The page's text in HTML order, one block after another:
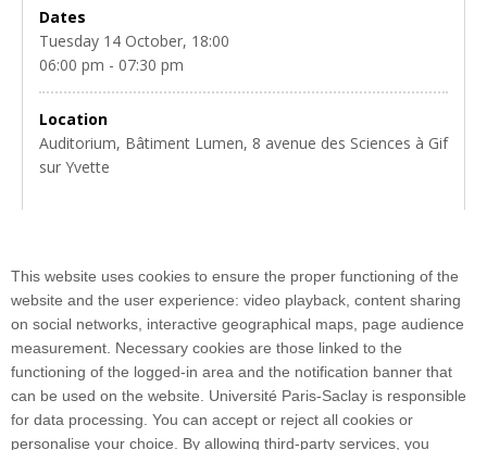
Dates
Tuesday 14 October, 18:00
06:00 pm - 07:30 pm
Location
Auditorium, Bâtiment Lumen, 8 avenue des Sciences à Gif
sur Yvette
Venez découvrir l'intérêt des glaces polaires dans la
compréhension du changement climatique.
This website uses cookies to ensure the proper functioning of the
website and the user experience: video playback, content sharing
on social networks, interactive geographical maps, page audience
measurement. Necessary cookies are those linked to the
functioning of the logged-in area and the notification banner that
can be used on the website. Université Paris-Saclay is responsible
for data processing. You can accept or reject all cookies or
personalise your choice. By allowing third-party services, you